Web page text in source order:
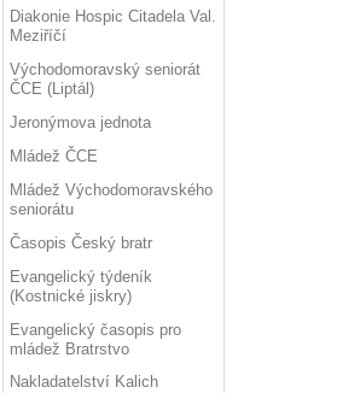
Diakonie Hospic Citadela Val.
Meziříčí
Východomoravský seniorát
ČCE (Liptál)
Jeronýmova jednota
Mládež ČCE
Mládež Východomoravského
seniorátu
Časopis Český bratr
Evangelický týdeník
(Kostnické jiskry)
Evangelický časopis pro
mládež Bratrstvo
Nakladatelství Kalich